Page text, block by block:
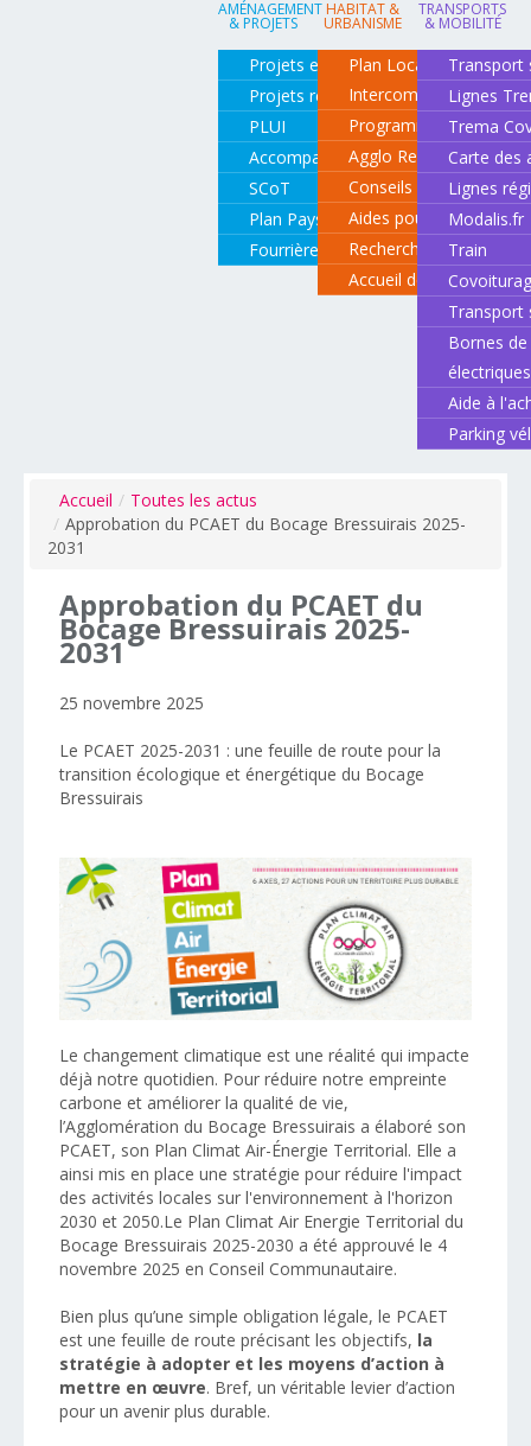
AMÉNAGEMENT
& PROJETS
Projets en cours
Projets réalisés
PLUI
Accompagnement de projets
SCoT
Plan Paysage
Fourrière animale
HABITAT &
URBANISME
Plan Local d'Urbanisme
Intercommunal
Programme local de
Agglo Renov
Conseils pour rénover
Aides pour rénover
Recherche d'un
Accueil des gens du
TRANSPORTS
& MOBILITÉ
Transport
Lignes
Trema
Carte des
Lignes
Modalis.fr
Train
Transport
Bornes
électriques
Aide à
Parking
Accueil / Toutes les actus
/ Approbation du PCAET du Bocage Bressuirais 2025-
2031
Approbation du PCAET du
BocageBressuirais 2025-
2031
25 novembre 2025
Le PCAET 2025-2031 : une feuille de route pour la
transition écologique et énergétique du Bocage
Bressuirais
Le changement climatique est une réalité qui impacte
déjà notre quotidien. Pour réduire notre empreinte
carbone et améliorer la qualité de vie,
l’Agglomération du Bocage Bressuirais a élaboré son
PCAET, son Plan Climat Air-Énergie Territorial. Elle a
ainsi mis en place une stratégie pour réduire l'impact
des activités locales sur l'environnement à l'horizon
2030 et 2050.Le Plan Climat Air Energie Territorial du
Bocage Bressuirais 2025-2030 a été approuvé le 4
novembre 2025 en Conseil Communautaire.
Bien plus qu’une simple obligation légale, le PCAET
est une feuille de route précisant les objectifs, la
stratégie à adopter et les moyens d’action à
mettre en œuvre. Bref, un véritable levier d’action
pour un avenir plus durable.